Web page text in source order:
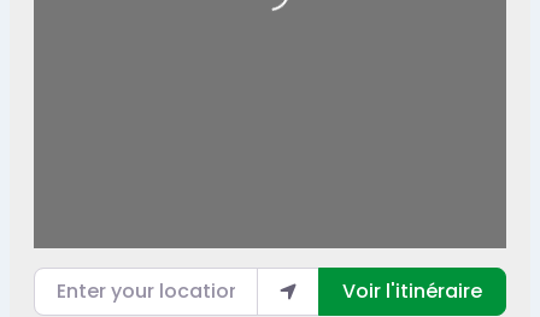
Enter your location
Voir l'itinéraire